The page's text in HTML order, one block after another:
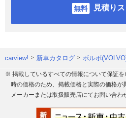
見積り
carview! 新車カタログ ボルボ
※ 掲載しているすべての情報について保証
時の価格のため、掲載価格と実際の価格が
メーカーまたは取扱販売店にてお問い合わ